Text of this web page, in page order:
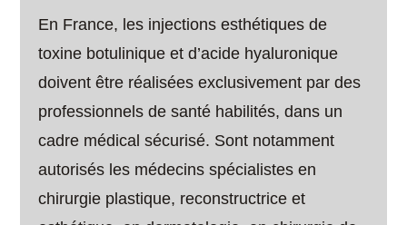
En France, les injections esthétiques de
toxine botulinique et d’acide hyaluronique
doivent être réalisées exclusivement par des
professionnels de santé habilités, dans un
cadre médical sécurisé. Sont notamment
autorisés les médecins spécialistes en
chirurgie plastique, reconstructrice et